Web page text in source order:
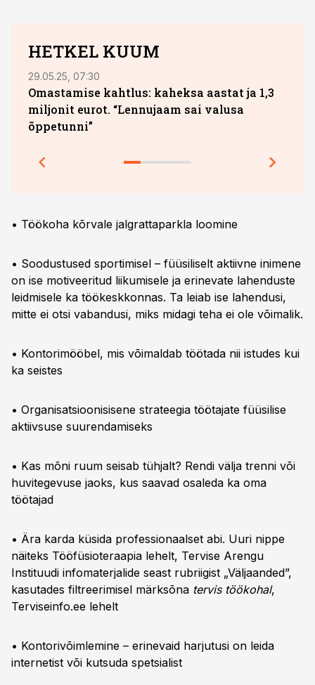
HETKEL KUUM
29.05.25, 07:30
Omastamise kahtlus: kaheksa aastat ja 1,3
miljonit eurot. “Lennujaam sai valusa
õppetunni”
• Töökoha kõrvale jalgrattaparkla loomine
• Soodustused sportimisel – füüsiliselt aktiivne inimene
on ise motiveeritud liikumisele ja erinevate lahenduste
leidmisele ka töökeskkonnas. Ta leiab ise lahendusi,
mitte ei otsi vabandusi, miks midagi teha ei ole võimalik.
• Kontorimööbel, mis võimaldab töötada nii istudes kui
ka seistes
• Organisatsioonisisene strateegia töötajate füüsilise
aktiivsuse suurendamiseks
• Kas mõni ruum seisab tühjalt? Rendi välja trenni või
huvitegevuse jaoks, kus saavad osaleda ka oma
töötajad
• Ära karda küsida professionaalset abi. Uuri nippe
näiteks Tööfüsioteraapia lehelt, Tervise Arengu
Instituudi infomaterjalide seast rubriigist „Väljaanded”,
kasutades filtreerimisel märksõna tervis töökohal,
Terviseinfo.ee lehelt
• Kontorivõimlemine – erinevaid harjutusi on leida
internetist või kutsuda spetsialist